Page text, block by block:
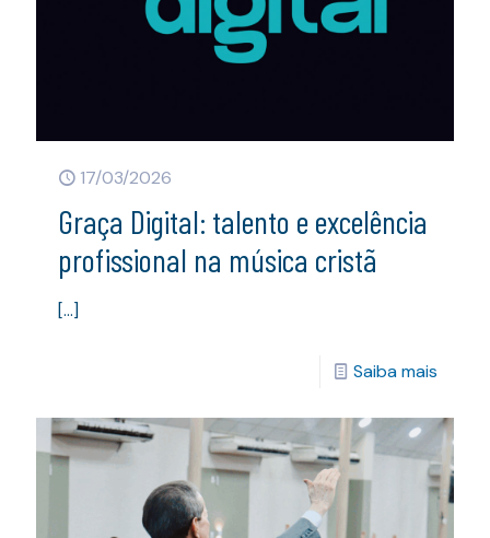
17/03/2026
Graça Digital: talento e excelência
profissional na música cristã
[…]
Saiba mais